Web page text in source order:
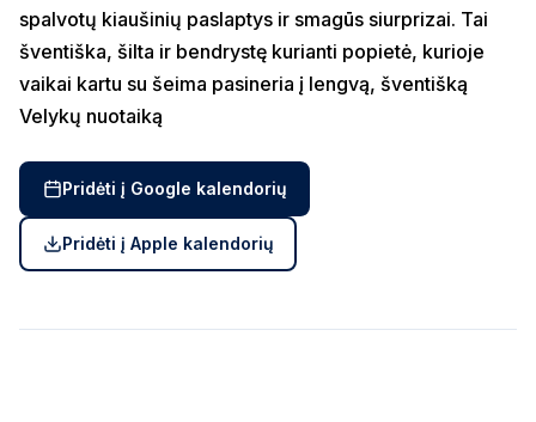
spalvotų kiaušinių paslaptys ir smagūs siurprizai. Tai
šventiška, šilta ir bendrystę kurianti popietė, kurioje
vaikai kartu su šeima pasineria į lengvą, šventišką
Velykų nuotaiką
Pridėti į Google kalendorių
Pridėti į Apple kalendorių